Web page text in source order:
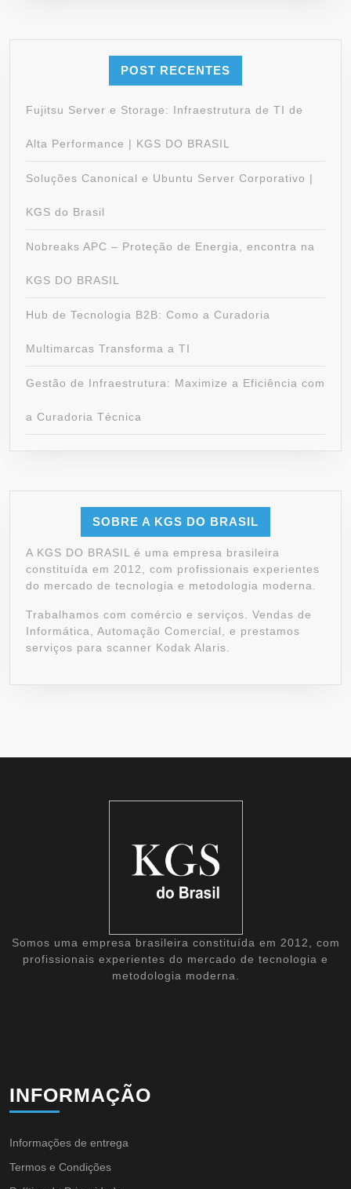
POST RECENTES
Fujitsu Server e Storage: Infraestrutura de TI de
Alta Performance | KGS DO BRASIL
Soluções Canonical e Ubuntu Server Corporativo |
KGS do Brasil
Nobreaks APC – Proteção de Energia, encontra na
KGS DO BRASIL
Hub de Tecnologia B2B: Como a Curadoria
Multimarcas Transforma a TI
Gestão de Infraestrutura: Maximize a Eficiência com
a Curadoria Técnica
SOBRE A KGS DO BRASIL
A KGS DO BRASIL é uma empresa brasileira
constituída em 2012, com profissionais experientes
do mercado de tecnologia e metodologia moderna.
Trabalhamos com comércio e serviços. Vendas de
Informática, Automação Comercial, e prestamos
serviços para scanner Kodak Alaris.
Somos uma empresa brasileira constituída em 2012, com
profissionais experientes do mercado de tecnologia e
metodologia moderna.
INFORMAÇÃO
Informações de entrega
Termos e Condições